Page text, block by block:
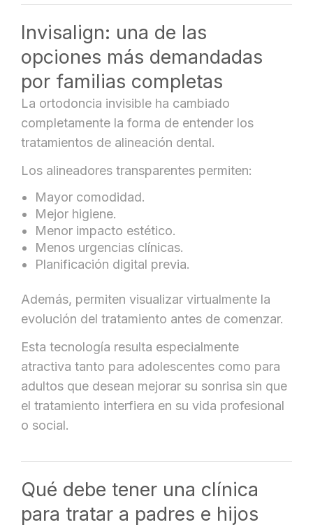
Invisalign: una de las
opciones más demandadas
por familias completas
La ortodoncia invisible ha cambiado
completamente la forma de entender los
tratamientos de alineación dental.
Los alineadores transparentes permiten:
Mayor comodidad.
Mejor higiene.
Menor impacto estético.
Menos urgencias clínicas.
Planificación digital previa.
Además, permiten visualizar virtualmente la
evolución del tratamiento antes de comenzar.
Esta tecnología resulta especialmente
atractiva tanto para adolescentes como para
adultos que desean mejorar su sonrisa sin que
el tratamiento interfiera en su vida profesional
o social.
Qué debe tener una clínica
para tratar a padres e hijos